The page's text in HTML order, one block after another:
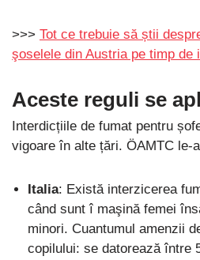
>>> Tot ce trebuie să știi
şoselele din Austria pe timp de
Aceste reguli se
Interdicțiile de fumat pentru
vigoare în alte țări. ÖAMTC le-
Italia: Există interzicerea
când sunt î maşină femei
minori. Cuantumul amenzii
copilului: se datorează între